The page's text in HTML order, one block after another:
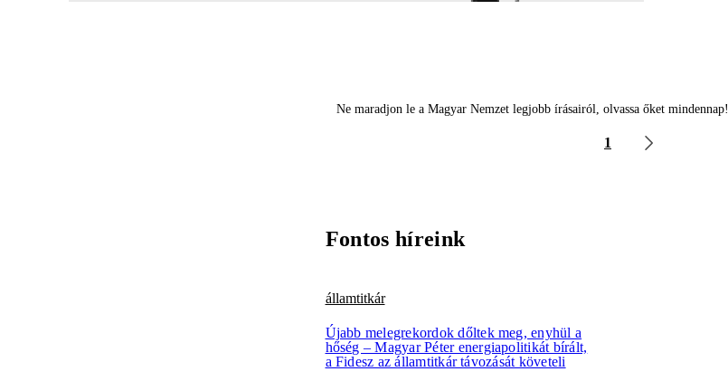
Ne maradjon le a Magyar Nemzet legjobb írásairól, olvassa őket mindennap!
1
Fontos híreink
államtitkár
Újabb melegrekordok dőltek meg, enyhül a
hőség – Magyar Péter energiapolitikát bírált,
a Fidesz az államtitkár távozását követeli